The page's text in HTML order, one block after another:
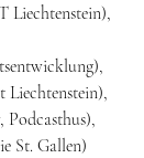
Liechtenstein),
Liechtenstein),
St. Gallen)